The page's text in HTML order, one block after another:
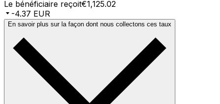
Le bénéficiaire reçoit€1,125.02
-4.37 EUR
En savoir plus sur la façon dont nous collectons ces taux